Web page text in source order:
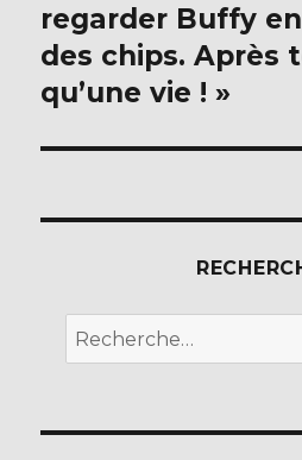
suivante :
regarder Buffy
des chips. Après
qu’une vie ! »
Recherche
pour :